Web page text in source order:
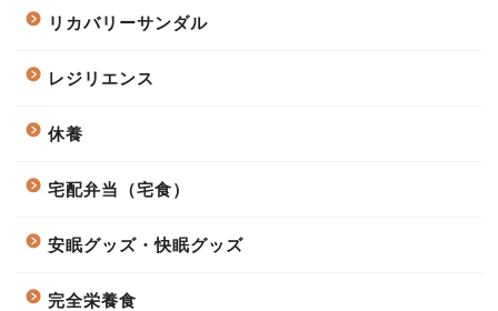
リカバリーサンダル
レジリエンス
休養
宅配弁当（宅食）
安眠グッズ・快眠グッズ
完全栄養食